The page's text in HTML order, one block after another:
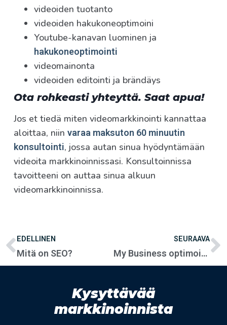
videoiden tuotanto
videoiden hakukoneoptimoini
Youtube-kanavan luominen ja
hakukoneoptimointi
videomainonta
videoiden editointi ja brändäys
Ota rohkeasti yhteyttä. Saat apua!
Jos et tiedä miten videomarkkinointi kannattaa
aloittaa, niin varaa maksuton 60 minuutin
konsultointi, jossa autan sinua hyödyntämään
videoita markkinoinnissasi. Konsultoinnissa
tavoitteeni on auttaa sinua alkuun
videomarkkinoinnissa.
EDELLINEN
Mitä on SEO?
SEURAAVA
My Business optimointi
Kysyttävää
markkinoinnista